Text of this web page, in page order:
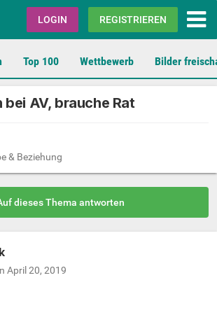
LOGIN REGISTRIEREN
Top 100 Wettbewerb Bilder
AV, brauche Rat
& Beziehung
dieses Thema antworten
April 20, 2019